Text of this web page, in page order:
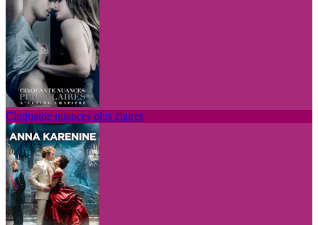
Cinquante nuances plus claires